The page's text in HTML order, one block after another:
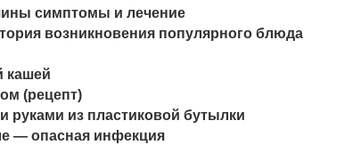
симптомы и лечение
возникновения популярного блюда
кашей
(рецепт)
руками из пластиковой бутылки
— опасная инфекция